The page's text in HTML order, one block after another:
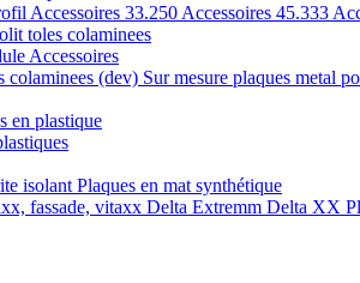
Accessoires 33.250 Accessoires 45.333
toles colaminees
Accessoires
colaminees (dev) Sur mesure plaques metal
en plastique
isolant Plaques en mat synthétique
fassade, vitaxx Delta Extremm Delta XX